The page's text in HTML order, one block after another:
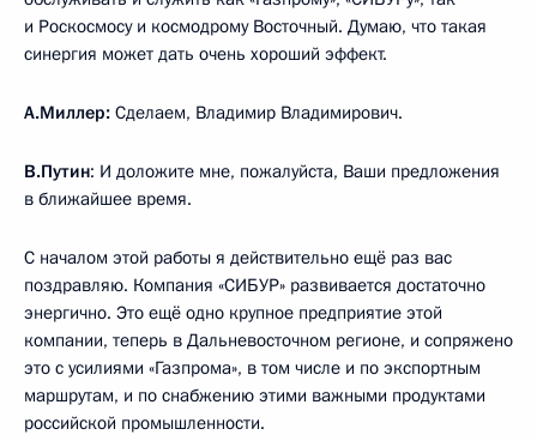
и Роскосмосу и космодрому Восточный. Думаю, что такая
синергия может дать очень хороший эффект.
А.Миллер: Сделаем, Владимир Владимирович.
В.Путин: И доложите мне, пожалуйста, Ваши предложения
в ближайшее время.
С началом этой работы я действительно ещё раз вас
поздравляю. Компания «СИБУР» развивается достаточно
энергично. Это ещё одно крупное предприятие этой
компании, теперь в Дальневосточном регионе, и сопряжено
это с усилиями «Газпрома», в том числе и по экспортным
маршрутам, и по снабжению этими важными продуктами
российской промышленности.